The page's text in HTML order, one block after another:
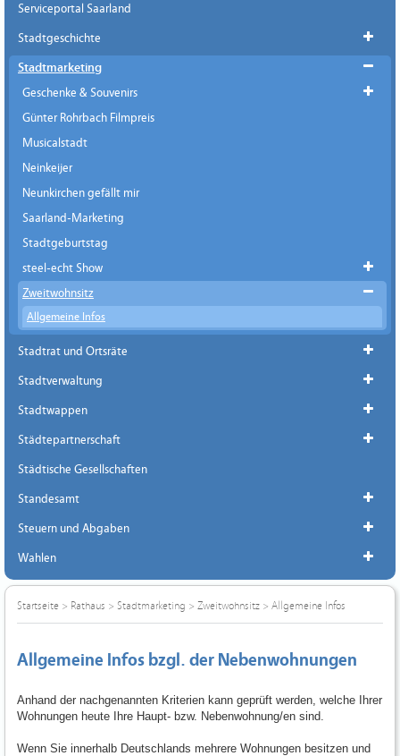
Serviceportal Saarland
Stadtgeschichte
Stadtmarketing
Geschenke & Souvenirs
Günter Rohrbach Filmpreis
Musicalstadt
Neinkeijer
Neunkirchen gefällt mir
Saarland-Marketing
Stadtgeburtstag
steel-echt Show
Zweitwohnsitz
Allgemeine Infos
Stadtrat und Ortsräte
Stadtverwaltung
Stadtwappen
Städtepartnerschaft
Städtische Gesellschaften
Standesamt
Steuern und Abgaben
Wahlen
Startseite > Rathaus > Stadtmarketing > Zweitwohnsitz > Allgemeine Infos
Allgemeine Infos bzgl. der Nebenwohnungen
Anhand der nachgenannten Kriterien kann geprüft werden, welche Ihrer
Wohnungen heute Ihre Haupt- bzw. Nebenwohnung/en sind.
Wenn Sie innerhalb Deutschlands mehrere Wohnungen besitzen und